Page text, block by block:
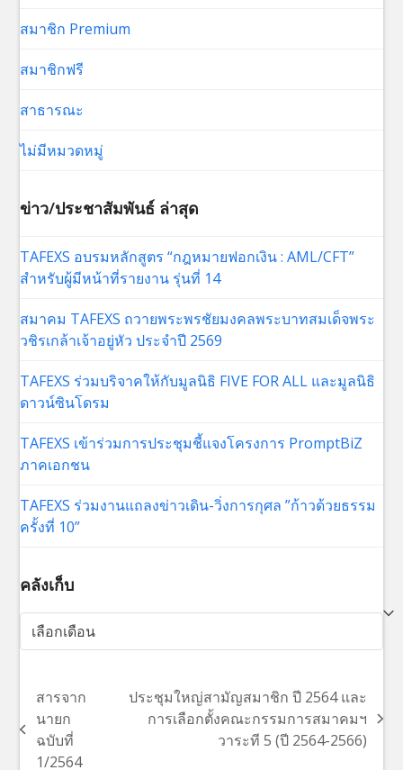
สมาชิก Premium
สมาชิกฟรี
สาธารณะ
ไม่มีหมวดหมู่
ข่าว/ประชาสัมพันธ์ ล่าสุด
TAFEXS อบรมหลักสูตร “กฎหมายฟอกเงิน : AML/CFT”
สำหรับผู้มีหน้าที่รายงาน รุ่นที่ 14
สมาคม TAFEXS ถวายพระพรชัยมงคลพระบาทสมเด็จพระ
วชิรเกล้าเจ้าอยู่หัว ประจำปี 2569
TAFEXS ร่วมบริจาคให้กับมูลนิธิ FIVE FOR ALL และมูลนิธิ
ดาวน์ซินโดรม
TAFEXS เข้าร่วมการประชุมชี้แจงโครงการ PromptBiZ
ภาคเอกชน
TAFEXS ร่วมงานแถลงข่าวเดิน-วิ่งการกุศล ”ก้าวด้วยธรรม
ครั้งที่ 10”
คลังเก็บ
คลัง
เก็บ
previous
post:
สารจาก
นายก
ฉบับที่
1/2564
ประชุมใหญ่สามัญสมาชิก ปี 2564 และ
การเลือกตั้งคณะกรรมการสมาคมฯ
วาระที 5 (ปี 2564-2566)